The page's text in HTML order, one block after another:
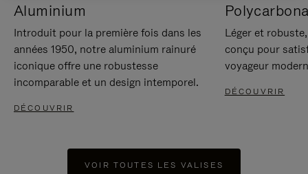
Aluminium
Introduit pour la première fois dans les
années 1950, notre aluminium rainuré
iconique offre une robustesse
incomparable et un design intemporel.
DÉCOUVRIR
Léger et
conçu pour
voyageur
DÉCOUVRIR
VOIR TOUTES LES VALISES